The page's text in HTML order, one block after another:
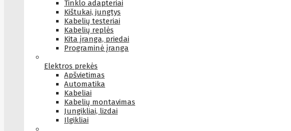
Tinklo adapteriai
Kištukai, jungtys
Kabelių testeriai
Kabelių replės
Kita įranga, priedai
Programinė įranga
Elektros prekės
Apšvietimas
Automatika
Kabeliai
Kabelių montavimas
Jungikliai, lizdai
Ilgikliai